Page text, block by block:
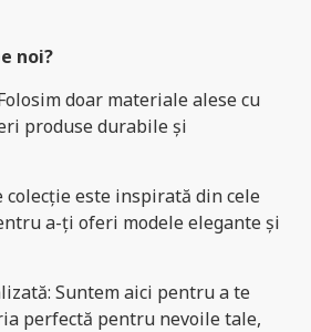
noi?
doar materiale alese cu
produse durabile și
colecție este inspirată din cele
a-ți oferi modele elegante și
Suntem aici pentru a te
perfectă pentru nevoile tale,